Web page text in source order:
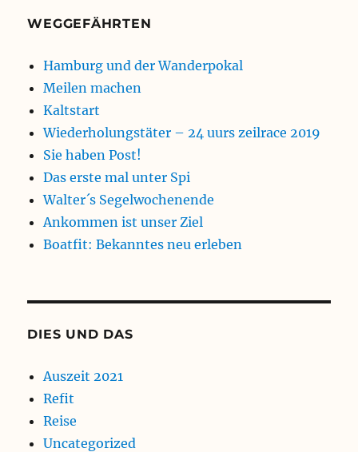
WEGGEFÄHRTEN
Hamburg und der Wanderpokal
Meilen machen
Kaltstart
Wiederholungstäter – 24 uurs zeilrace 2019
Sie haben Post!
Das erste mal unter Spi
Walter´s Segelwochenende
Ankommen ist unser Ziel
Boatfit: Bekanntes neu erleben
DIES UND DAS
Auszeit 2021
Refit
Reise
Uncategorized